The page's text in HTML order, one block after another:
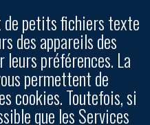
de petits fichiers texte
des appareils des
préférences. La
permettent de
cookies. Toutefois, si
que les Services